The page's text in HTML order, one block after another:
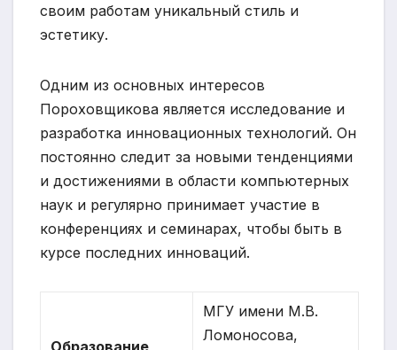
своим работам уникальный стиль и
эстетику.
Одним из основных интересов
Пороховщикова является исследование и
разработка инновационных технологий. Он
постоянно следит за новыми тенденциями
и достижениями в области компьютерных
наук и регулярно принимает участие в
конференциях и семинарах, чтобы быть в
курсе последних инноваций.
Образование
МГУ имени М.В.
Ломоносова,